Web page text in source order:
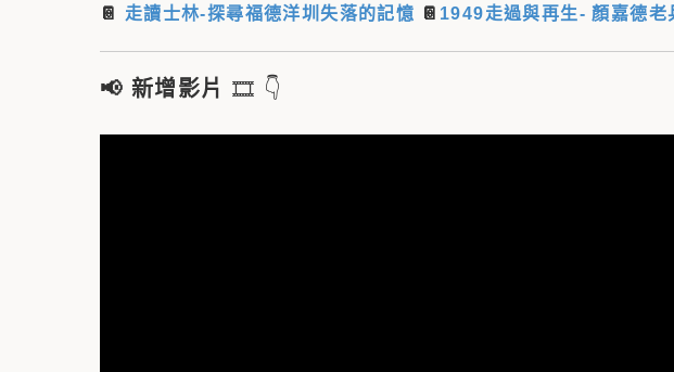
📔 走讀士林-探尋福德洋圳失落的記憶 📔 1949走過與再生- 顏嘉德老
📢 新增影片 🎞 👇